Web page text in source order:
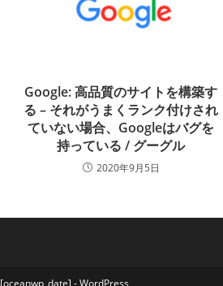
Google: 高品質のサイトを構築す
る – それがうまくランク付けされ
ていない場合、Googleはバグを
持っている / グーグル
2020年9月5日
- WordPress